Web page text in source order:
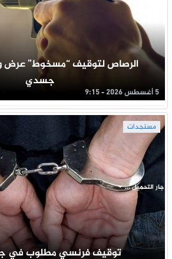
الرصاص لتوقيف “مسخوط” عرض
جسدي
5 أغسطس 2026 - 9:15
مستجدات
توقيف فرنسي مطلوب في
جار التحميل ...